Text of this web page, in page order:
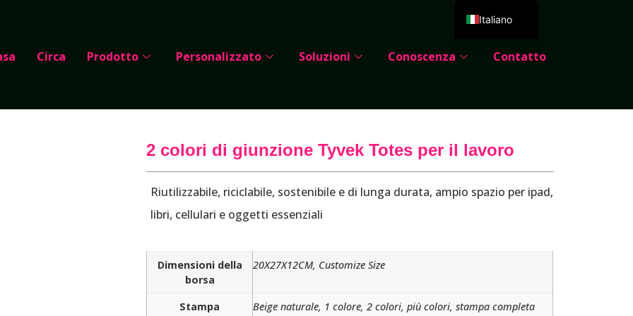
Circa Prodotto Personalizzato Soluzioni Conoscenza Contatto
2 colori di giunzione Tyvek Totes per il lavoro
Riutilizzabile, riciclabile, sostenibile e di lunga durata, ampio spazio per ipad,
libri, cellulari e oggetti essenziali
Dimensioni della
borsa
20X27X12CM, Customize Size
Stampa Beige naturale, 1 colore, 2 colori, più colori, stampa completa
Italiano
Português
العربية
Dansk